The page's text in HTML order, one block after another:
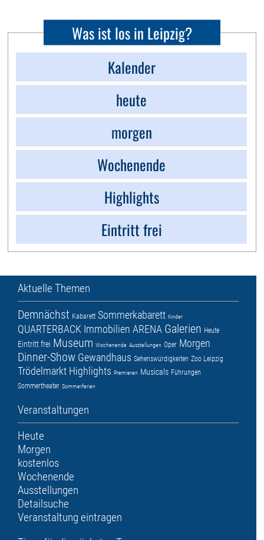
Was ist los in Leipzig?
Kalender
heute
morgen
Wochenende
Highlights
Eintritt frei
Aktuelle Themen
Demnächst Kabarett Sommerkabarett Kinder
QUARTERBACK Immobilien ARENA Galerien Heute
Eintritt frei Museum Wochenende Ausstellungen Oper Morgen
Dinner-Show Gewandhaus Sehenswürdigkeiten Zoo Leipzig
Trödelmarkt Highlights Premieren Musicals Führungen
Sommertheater Sommerferien
Veranstaltungen
Heute
Morgen
kostenlos
Wochenende
Ausstellungen
Detailsuche
Veranstaltung eintragen